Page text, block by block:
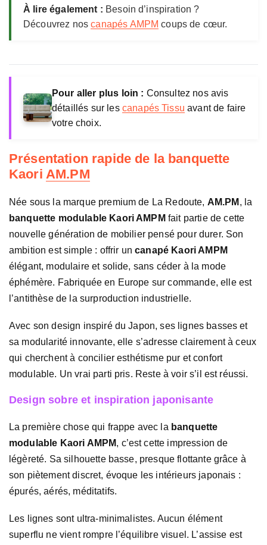
À lire également : Besoin d’inspiration ?
Découvrez noscanapés AMPM coups de cœur.
Pour aller plus loin : Consultez nos avis
détaillés sur les canapés Tissu avant de faire
votre choix.
Présentation rapide de la banquette
Kaori AM.PM
Née sous la marque premium de La Redoute, AM.PM , la
banquette modulable Kaori AMPM fait partie de cette
nouvelle génération de mobilier pensé pour durer. Son
ambition est simple : offrir uncanapé Kaori AMPM
élégant, modulaire et solide, sans céder à la mode
éphémère. Fabriquée en Europe sur commande, elle est
l’antithèse de la surproduction industrielle.
Avec son design inspiré du Japon, ses lignes basses et
sa modularité innovante, elle s’adresse clairement à ceux
qui cherchent à concilier esthétisme pur et confort
modulable. Un vrai parti pris. Reste à voir s’il est réussi.
Design sobre et inspiration japonisante
La première chose qui frappe avec la banquette
modulable Kaori AMPM, c’est cette impression de
légèreté. Sa silhouette basse, presque flottante grâce à
son piètement discret, évoque les intérieurs japonais :
épurés, aérés, méditatifs.
Les lignes sont ultra-minimalistes. Aucun élément
superflu ne vient rompre l’équilibre visuel. L’assise est